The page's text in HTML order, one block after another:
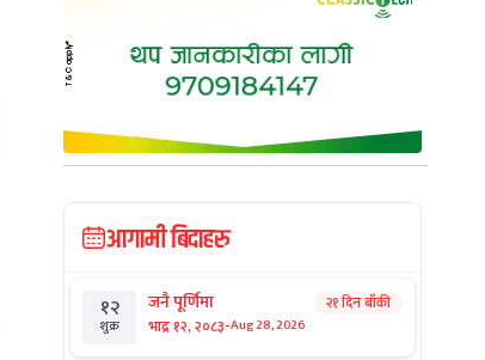
आगामी बिदाहरु
१२
शुक्र
जनै पूर्णिमा
भाद्र १२, २०८३-Aug 28, 2026
२१ दिन बाँकी